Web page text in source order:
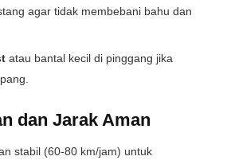
agar tidak membebani bahu dan
atau bantal kecil di pinggang jika
dan Jarak Aman
stabil (60-80 km/jam) untuk